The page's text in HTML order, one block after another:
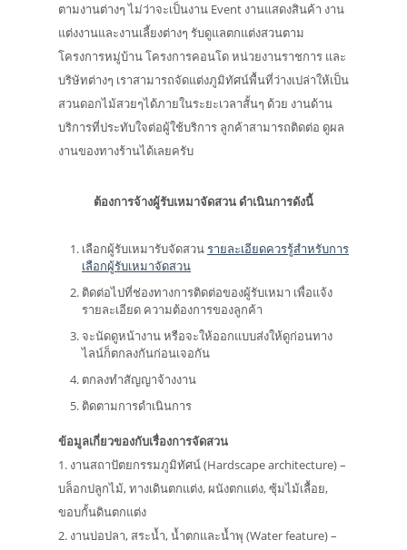
ตามงานต่างๆ ไม่ว่าจะเป็นงาน Event งานแสดงสินค้า งาน
แต่งงานและงานเลี้ยงต่างๆ รับดูแลตกแต่งสวนตาม
โครงการหมู่บ้าน โครงการคอนโด หน่วยงานราชการ และ
บริษัทต่างๆ เราสามารถจัดแต่งภูมิทัศน์พื้นที่ว่างเปล่าให้เป็น
สวนดอกไม้สวยๆได้ภายในระยะเวลาสั้นๆ ด้วย งานด้าน
บริการที่ประทับใจต่อผู้ใช้บริการ ลูกค้าสามารถติดต่อ ดูผล
งานของทางร้านได้เลยครับ
ต้องการจ้างผู้รับเหมาจัดสวน ดำเนินการดังนี้
เลือกผู้รับเหมารับจัดสวนรายละเอียดควรรู้สำหรับการ
เลือกผู้รับเหมาจัดสวน
ติดต่อไปที่ช่องทางการติดต่อของผู้รับเหมา เพื่อแจ้ง
รายละเอียด ความต้องการของลูกค้า
จะนัดดูหน้างาน หรือจะให้ออกแบบส่งให้ดูก่อนทาง
ไลน์ก็ตกลงกันก่อนเจอกัน
ตกลงทำสัญญาจ้างงาน
ติดตามการดำเนินการ
ข้อมูลเกี่ยวของกับเรื่องการจัดสวน
1. งานสถาปัตยกรรมภูมิทัศน์ (Hardscape architecture) –
บล็อกปลูกไม้, ทางเดินตกแต่ง, ผนังตกแต่ง, ซุ้มไม้เลื้อย,
ขอบกั้นดินตกแต่ง
2. งานบ่อปลา, สระน้ำ, น้ำตกและน้ำพุ (Water feature) –